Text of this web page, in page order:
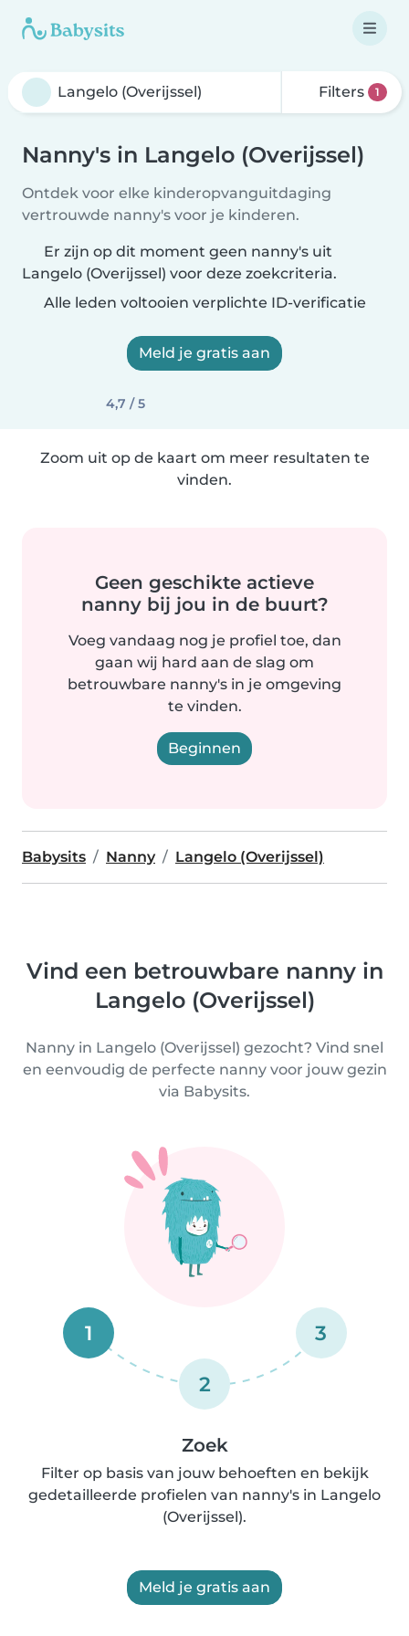
Filters 1
Nanny's in Langelo (Overijssel)
Ontdek voor elke kinderopvanguitdaging
vertrouwde nanny's voor je kinderen.
Er zijn op dit moment geen nanny's uit
Langelo (Overijssel) voor deze zoekcriteria.
Alle leden voltooien verplichte ID-verificatie
Meld je gratis aan
4,7 / 5
Zoom uit op de kaart om meer resultaten te
vinden.
Geen geschikte actieve
nanny bij jou in de buurt?
Voeg vandaag nog je profiel toe, dan
gaan wij hard aan de slag om
betrouwbare nanny's in je omgeving
te vinden.
Beginnen
Babysits Nanny Langelo (Overijssel)
Vind een betrouwbare nanny in
Langelo (Overijssel)
Nanny in Langelo (Overijssel) gezocht? Vind snel
en eenvoudig de perfecte nanny voor jouw gezin
via Babysits.
1
2
3
Zoek
Filter op basis van jouw behoeften en bekijk
gedetailleerde profielen van nanny's in Langelo
(Overijssel).
Meld je gratis aan